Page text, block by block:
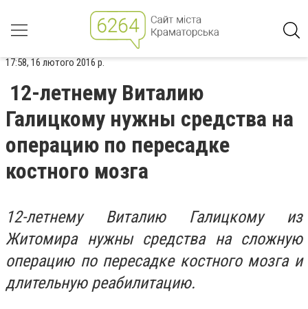
17:58, 16 лютого 2016 р.
12-летнему Виталию
Галицкому нужны средства на
операцию по пересадке
костного мозга
12-летнему Виталию Галицкому из
Житомира нужны средства на сложную
операцию по пересадке костного мозга и
длительную реабилитацию.